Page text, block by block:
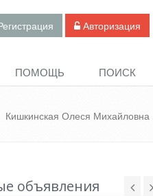
Авторизация
ПОМОЩЬ ПОИСК
Кишкинская Олеся Михайловна
объявления